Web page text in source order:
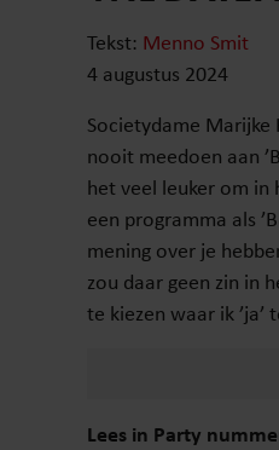
Tekst: Menno Smit
4 augustus 2024
Societydame Marijke
nooit meedoen aan
het veel leuker om in
een programma als
mening over je
zou daar geen zin in
te kiezen waar ik ’ja’
Lees in Party